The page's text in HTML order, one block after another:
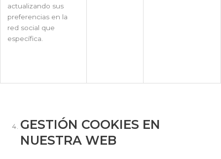
actualizando sus
preferencias en la
red social que
específica.
GESTIÓN COOKIES EN
NUESTRA WEB